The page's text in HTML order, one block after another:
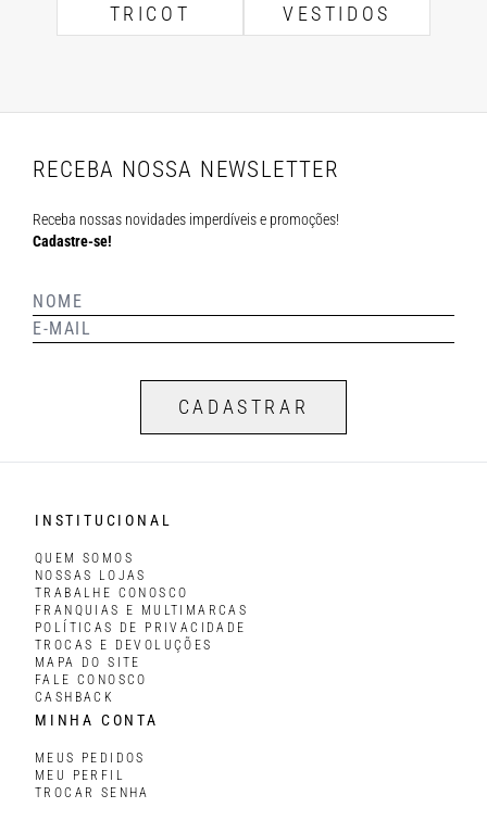
TRICOT
VESTIDOS
RECEBA NOSSA NEWSLETTER
Receba nossas novidades imperdíveis e promoções!
Cadastre-se!
CADASTRAR
INSTITUCIONAL
QUEM SOMOS
NOSSAS LOJAS
TRABALHE CONOSCO
FRANQUIAS E MULTIMARCAS
POLÍTICAS DE PRIVACIDADE
TROCAS E DEVOLUÇÕES
MAPA DO SITE
FALE CONOSCO
CASHBACK
MINHA CONTA
MEUS PEDIDOS
MEU PERFIL
TROCAR SENHA